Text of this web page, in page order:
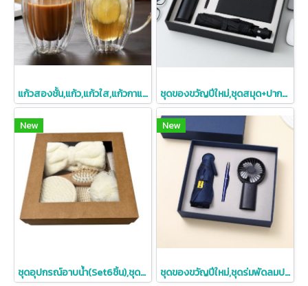
แก้วสองชั้น,แก้ว,แก้วใส,แก้วกาแฟ,แก้วกาแฟสองชั้น250ml,350ml,450ml ชุดของขวัญปีใหม่,ชุดสมุด+ปากกา+ร่ม+กระบอกน้ำ,ของขวัญปีใหม่สกรีนโลโก้
New
ชุดอุปกรณ์อาบน้ำ(Set6ชิ้น),ชุดอาบน้ำ6ชิ้น
New
ชุดของขวัญปีใหม่,ชุดร่มพัดลมปากกา,ของขวัญปีใหม่สกรีนโลโก้